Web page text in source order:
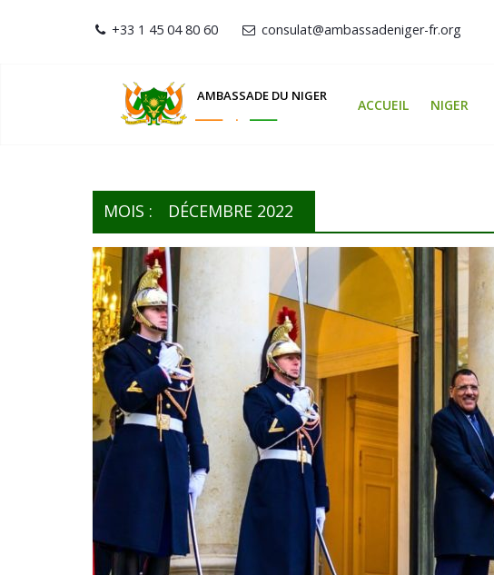
+33 1 45 04 80 60 consulat@ambassadeniger-fr.org
AMBASSADE DU NIGER
ACCUEIL NIGER
MOIS : DÉCEMBRE 2022